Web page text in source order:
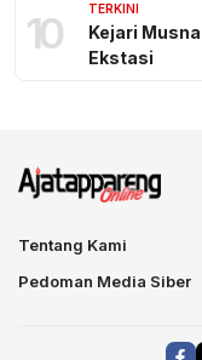
10 TERKINI
Kejari
Ekstasi
Tentang Kami
Pedoman Media Siber